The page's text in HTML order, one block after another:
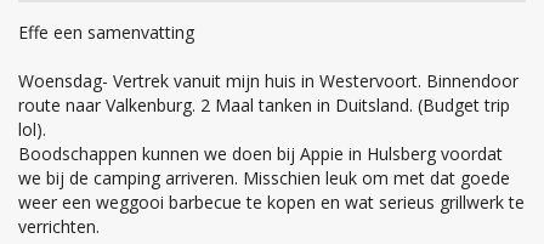
Effe een samenvatting
Woensdag- Vertrek vanuit mijn huis in Westervoort. Binnendoor
route naar Valkenburg. 2 Maal tanken in Duitsland. (Budget trip
lol).
Boodschappen kunnen we doen bij Appie in Hulsberg voordat
we bij de camping arriveren. Misschien leuk om met dat goede
weer een weggooi barbecue te kopen en wat serieus grillwerk te
verrichten.